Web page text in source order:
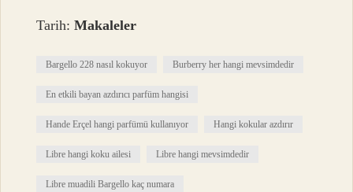
Tarih:Makaleler
Bargello 228 nasıl kokuyor Burberry her hangi mevsimdedir
En etkili bayan azdırıcı parfüm hangisi
Hande Erçel hangi parfümü kullanıyor Hangi kokular azdırır
Libre hangi koku ailesi Libre hangi mevsimdedir
Libre muadili Bargello kaç numara